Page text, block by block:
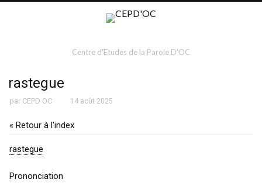
Centre d'Etudes de la Parole D'OC
rastegue
par CEPD OC 14 août 2025
« Retour à l'index
rastegue
Prononciation